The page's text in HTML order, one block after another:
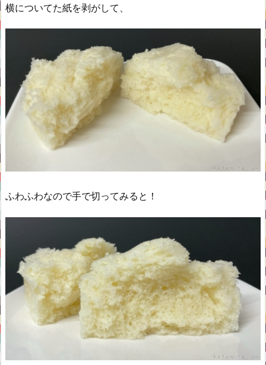
横についてた紙を剥がして、
ふわふわなので手で切ってみると！